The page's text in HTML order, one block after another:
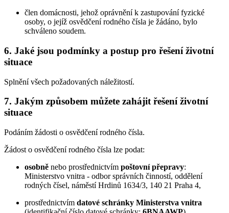
člen domácnosti, jehož oprávnění k zastupování fyzické
osoby, o jejíž osvědčení rodného čísla je žádáno, bylo
schváleno soudem.
6. Jaké jsou podmínky a postup pro řešení životní
situace
Splnění všech požadovaných náležitostí.
7. Jakým způsobem můžete zahájit řešení životní
situace
Podáním žádosti o osvědčení rodného čísla.
Žádost o osvědčení rodného čísla lze podat:
osobně nebo prostřednictvím poštovní přepravy:
Ministerstvo vnitra - odbor správních činností, oddělení
rodných čísel, náměstí Hrdinů 1634/3, 140 21 Praha 4,
prostřednictvím datové schránky Ministerstva vnitra